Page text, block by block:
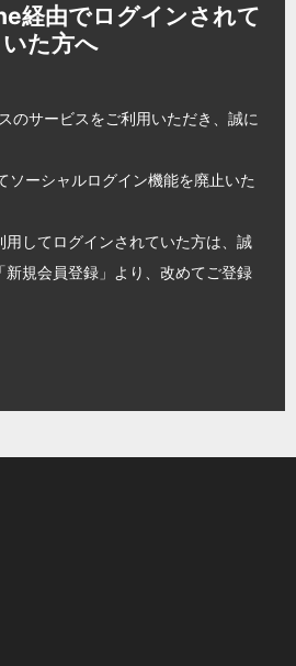
経由でログインされて
いた方へ
のサービスをご利用いただき、誠に
ーシャルログイン機能を廃止いた
用してログインされていた方は、誠
新規会員登録」より、改めてご登録